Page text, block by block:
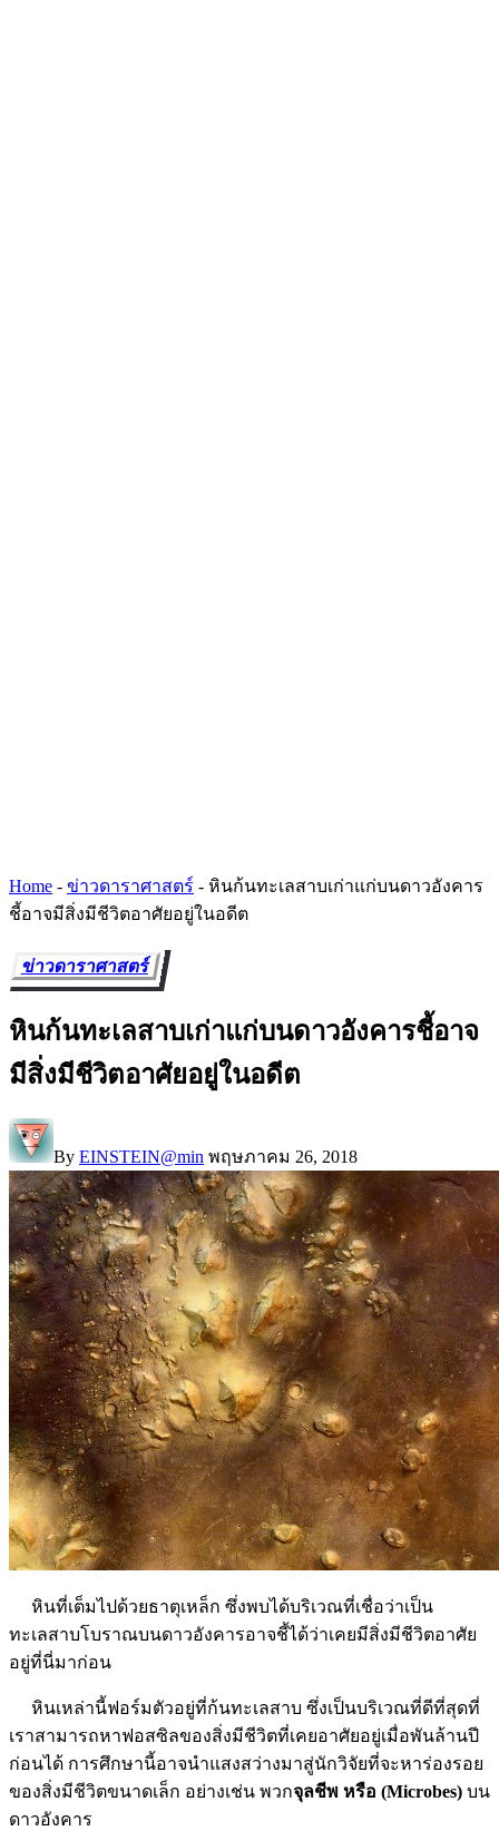
Home - ข่าวดาราศาสตร์ - หินก้นทะเลสาบเก่าแก่บนดาวอังคาร
ชี้อาจมีสิ่งมีชีวิตอาศัยอยู่ในอดีต
ข่าวดาราศาสตร์
หินก้นทะเลสาบเก่าแก่บนดาวอังคารชี้อาจ
มีสิ่งมีชีวิตอาศัยอยู่ในอดีต
By EINSTEIN@min พฤษภาคม 26, 2018
หินที่เต็มไปด้วยธาตุเหล็ก ซึ่งพบได้บริเวณที่เชื่อว่าเป็น
ทะเลสาบโบราณบนดาวอังคารอาจชี้ได้ว่าเคยมีสิ่งมีชีวิตอาศัย
อยู่ที่นี่มาก่อน
หินเหล่านี้ฟอร์มตัวอยู่ที่ก้นทะเลสาบ ซึ่งเป็นบริเวณที่ดีที่สุดที่
เราสามารถหาฟอสซิลของสิ่งมีชีวิตที่เคยอาศัยอยู่เมื่อพันล้านปี
ก่อนได้ การศึกษานี้อาจนำแสงสว่างมาสู่นักวิจัยที่จะหาร่องรอย
ของสิ่งมีชีวิตขนาดเล็ก อย่างเช่น พวกจุลชีพ หรือ (Microbes) บน
ดาวอังคาร